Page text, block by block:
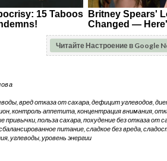
Читайте Настроение в Google
, вред отказа от сахара, дефицит углеводов,
контроль аппетита концентрация внимания
привычки польза сахара похудение без отказа от
питание сладкое без вреда
углеводы уровень энергии